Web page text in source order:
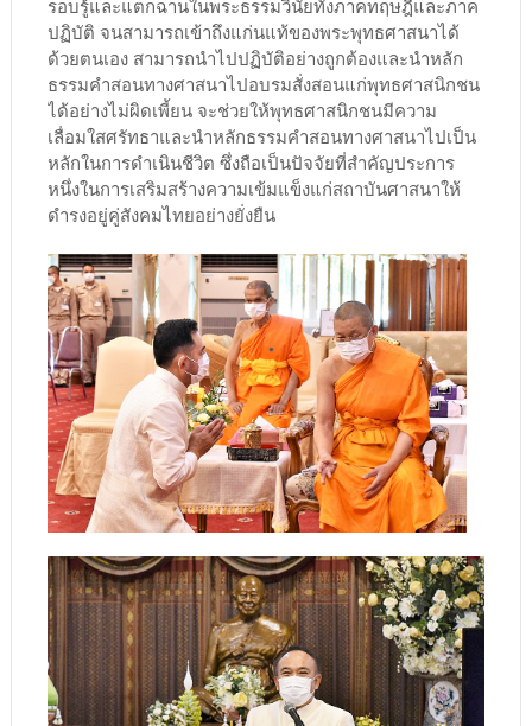
รอบรู้และแตกฉานในพระธรรมวินัยทั้งภาคทฤษฎีและภาค
ปฏิบัติ จนสามารถเข้าถึงแก่นแท้ของพระพุทธศาสนาได้
ด้วยตนเอง สามารถนำไปปฏิบัติอย่างถูกต้องและนำหลัก
ธรรมคำสอนทางศาสนาไปอบรมสั่งสอนแก่พุทธศาสนิกชน
ได้อย่างไม่ผิดเพี้ยน จะช่วยให้พุทธศาสนิกชนมีความ
เลื่อมใสศรัทธาและนำหลักธรรมคำสอนทางศาสนาไปเป็น
หลักในการดำเนินชีวิต ซึ่งถือเป็นปัจจัยที่สำคัญประการ
หนึ่งในการเสริมสร้างความเข้มแข็งแก่สถาบันศาสนาให้
ดำรงอยู่คู่สังคมไทยอย่างยั่งยืน